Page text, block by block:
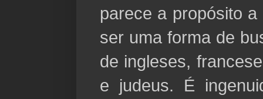
parece a propósito
ser uma forma de
de ingleses,
e judeus. É